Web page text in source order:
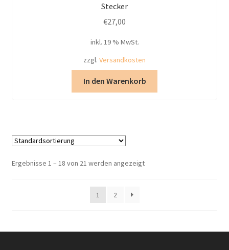
Stecker
€27,00
inkl. 19 % MwSt.
zzgl. Versandkosten
In den Warenkorb
Ergebnisse 1 – 18 von 21 werden angezeigt
1 2